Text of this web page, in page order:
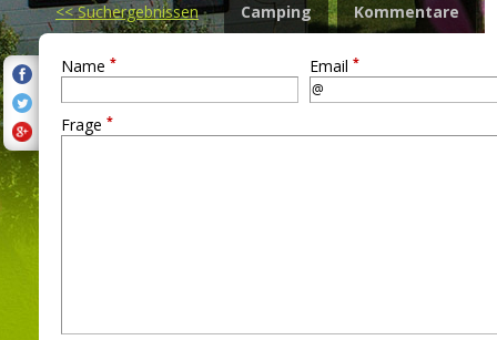
<<Suchergebnissen Camping Kommentare
Name * Email *
Frage *